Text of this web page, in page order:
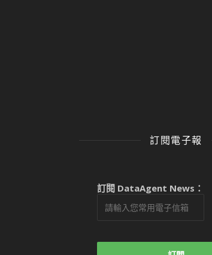
訂閱電子報
訂閱 DataAgent News：